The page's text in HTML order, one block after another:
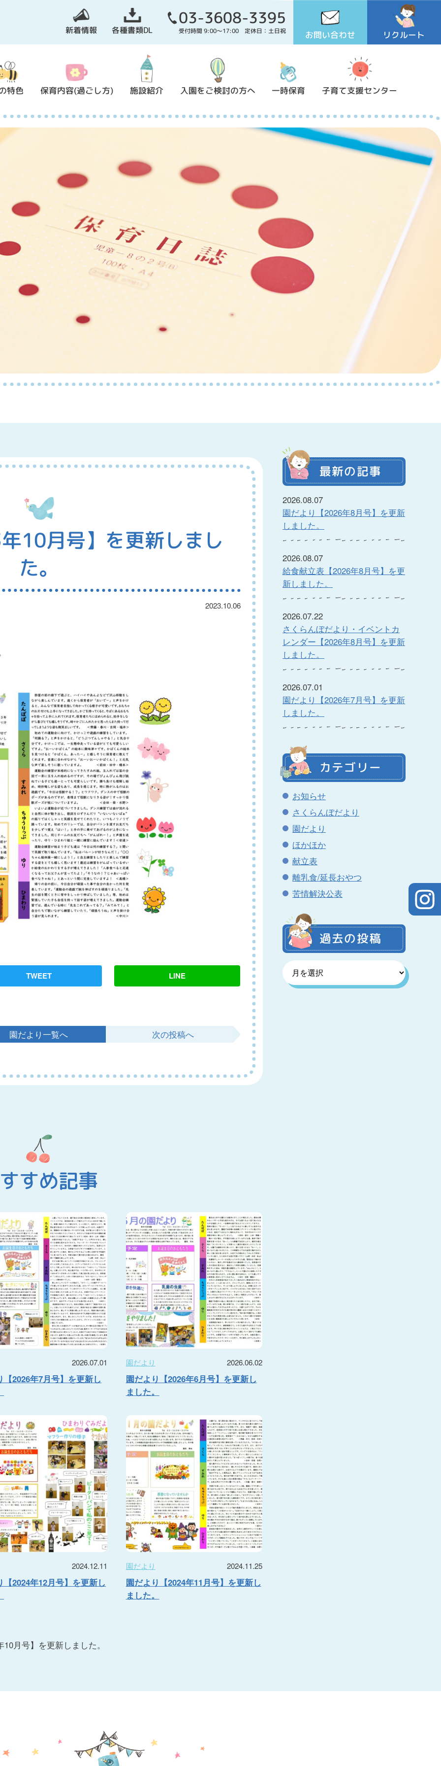
新着情報 各種書類DL
03-3608-3395
受付時間 9:00～17:00 定休日：土日祝 お問い合わせ リクルート
特色 保育内容(過ごし方) 施設紹介 入園をご検討の方へ 一時保育 子育て支援センター
10月号】を更新しまし
た。
2023.10.06
TWEET LINE
園だより一覧へ 次の投稿へ
すめ記事
2026.07.01
【2026年7月号】を更新し
園だより 2026.06.02
園だより【2026年6月号】を更新し
ました。
2024.12.11
【2024年12月号】を更新し
園だより 2024.11.25
園だより【2024年11月号】を更新し
ました。
月号】を更新しました。
最新の記事
2026.08.07
園だより【2026年8月号】を更新
しました。
2026.08.07
給食献立表【2026年8月号】を更
新しました。
2026.07.22
さくらんぼだより・イベントカ
レンダー【2026年8月号】を更新
しました。
2026.07.01
園だより【2026年7月号】を更新
しました。
カテゴリー
お知らせ
さくらんぼだより
園だより
ほかほか
献立表
離乳食/延長おやつ
苦情解決公表
過去の投稿